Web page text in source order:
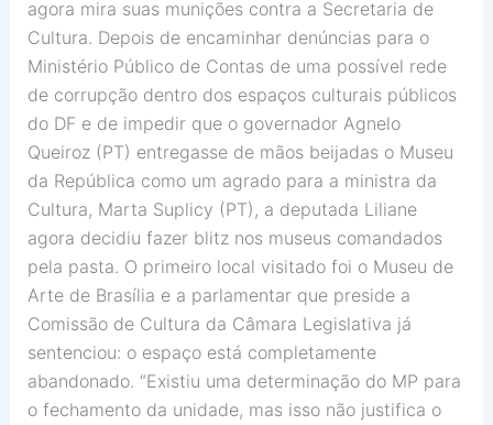
agora mira suas munições contra a Secretaria de
Cultura. Depois de encaminhar denúncias para o
Ministério Público de Contas de uma possível rede
de corrupção dentro dos espaços culturais públicos
do DF e de impedir que o governador Agnelo
Queiroz (PT) entregasse de mãos beijadas o Museu
da República como um agrado para a ministra da
Cultura, Marta Suplicy (PT), a deputada Liliane
agora decidiu fazer blitz nos museus comandados
pela pasta. O primeiro local visitado foi o Museu de
Arte de Brasília e a parlamentar que preside a
Comissão de Cultura da Câmara Legislativa já
sentenciou: o espaço está completamente
abandonado. “Existiu uma determinação do MP para
o fechamento da unidade, mas isso não justifica o